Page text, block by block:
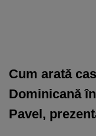
Cum arată
Dominicană
Pavel,